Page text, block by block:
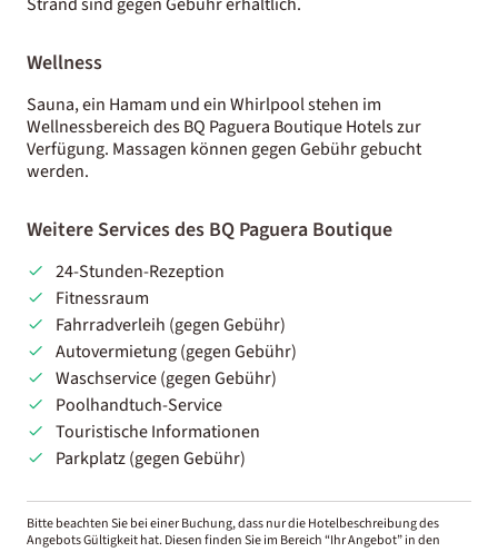
Wellness
Sauna, ein Hamam und ein Whirlpool stehen im
Wellnessbereich des BQ Paguera Boutique Hotels zur
Verfügung. Massagen können gegen Gebühr gebucht
werden.
Weitere Services des BQ Paguera Boutique
24-Stunden-Rezeption
Fitnessraum
Fahrradverleih (gegen Gebühr)
Autovermietung (gegen Gebühr)
Waschservice (gegen Gebühr)
Poolhandtuch-Service
Touristische Informationen
Parkplatz (gegen Gebühr)
Bitte beachten Sie bei einer Buchung, dass nur die Hotelbeschreibung des
Angebots Gültigkeit hat. Diesen finden Sie im Bereich “Ihr Angebot” in den